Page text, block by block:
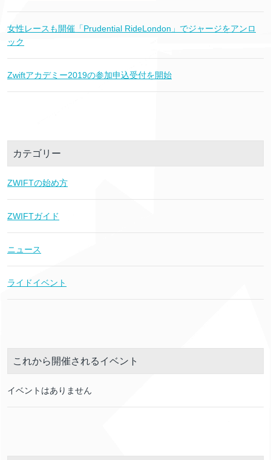
女性レースも開催「Prudential RideLondon」でジャージをアンロ
ック
Zwiftアカデミー2019の参加申込受付を開始
カテゴリー
ZWIFTの始め方
ZWIFTガイド
ニュース
ライドイベント
これから開催されるイベント
イベントはありません